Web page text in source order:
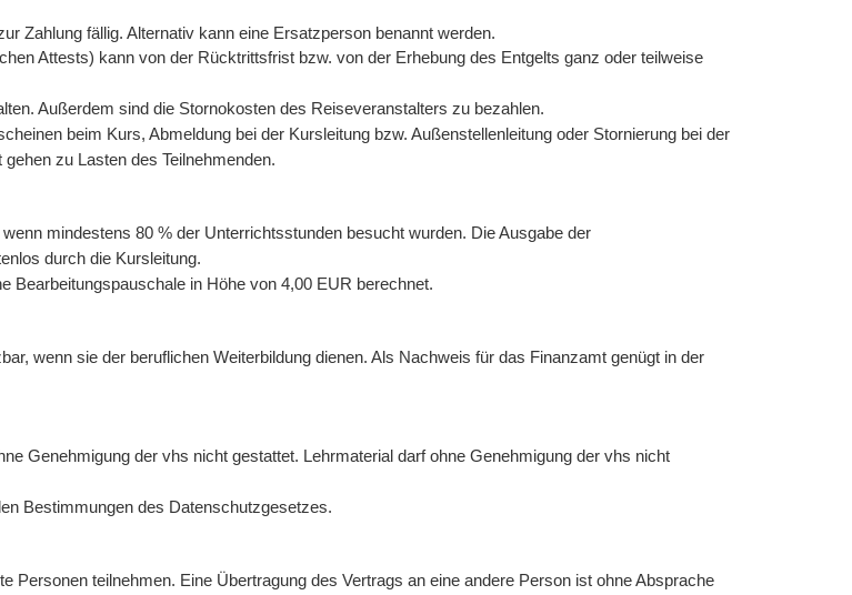
Zahlung fällig. Alternativ kann eine Ersatzperson benannt werden.
Attests) kann von der Rücktrittsfrist bzw. von der Erhebung des Entgelts ganz oder teilweise
Außerdem sind die Stornokosten des Reiseveranstalters zu bezahlen.
beim Kurs, Abmeldung bei der Kursleitung bzw. Außenstellenleitung oder Stornierung bei der
zu Lasten des Teilnehmenden.
mindestens 80 % der Unterrichtsstunden besucht wurden. Die Ausgabe der
durch die Kursleitung.
Bearbeitungspauschale in Höhe von 4,00 EUR berechnet.
wenn sie der beruflichen Weiterbildung dienen. Als Nachweis für das Finanzamt genügt in der
Genehmigung der vhs nicht gestattet. Lehrmaterial darf ohne Genehmigung der vhs nicht
Bestimmungen des Datenschutzgesetzes.
Personen teilnehmen. Eine Übertragung des Vertrags an eine andere Person ist ohne Absprache